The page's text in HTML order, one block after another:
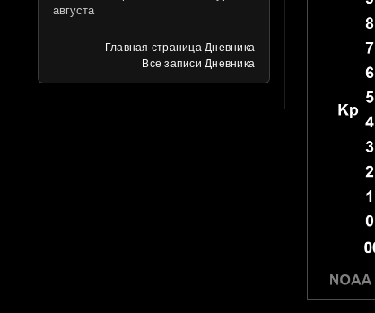
августа
Главная страница Дневника
Все записи Дневника